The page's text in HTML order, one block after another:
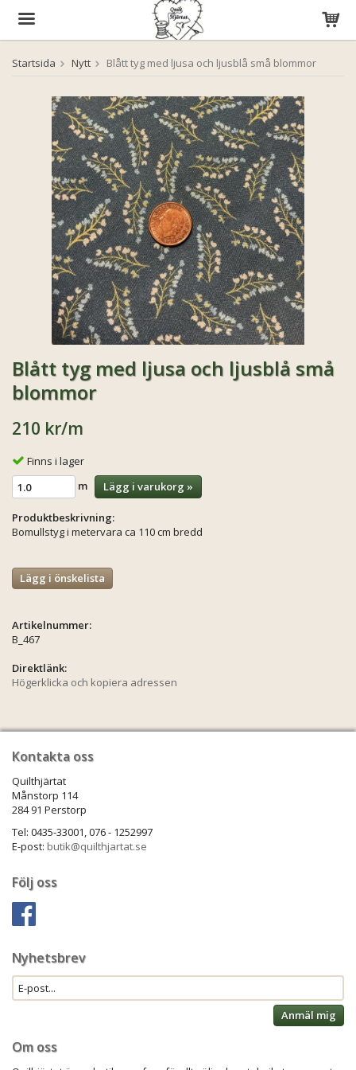
Produkten har blivit tillagd i varukorgen
Startsida Nytt Blått tyg med ljusa och ljusblå små blommor
Blått tyg med ljusa och ljusblå små
blommor
210 kr/m
Finns i lager
m
Lägg i varukorg »
Produktbeskrivning:
Bomullstyg i metervara ca 110 cm bredd
Lägg i önskelista
Artikelnummer:
B_467
Direktlänk:
Högerklicka och kopiera adressen
Kontakta oss
Quilthjärtat
Månstorp 114
284 91 Perstorp
Tel: 0435-33001, 076 - 1252997
E-post: butik@quilthjartat.se
Följ oss
Nyhetsbrev
Anmäl mig
Om oss